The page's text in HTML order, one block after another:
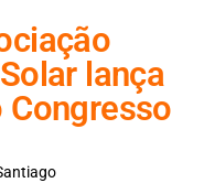
lança
Congresso